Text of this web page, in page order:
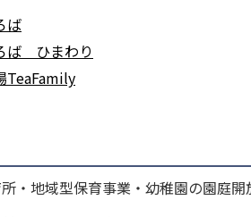
ば
ば ひまわり
TeaFamily
・地域型保育事業・幼稚園の園庭開